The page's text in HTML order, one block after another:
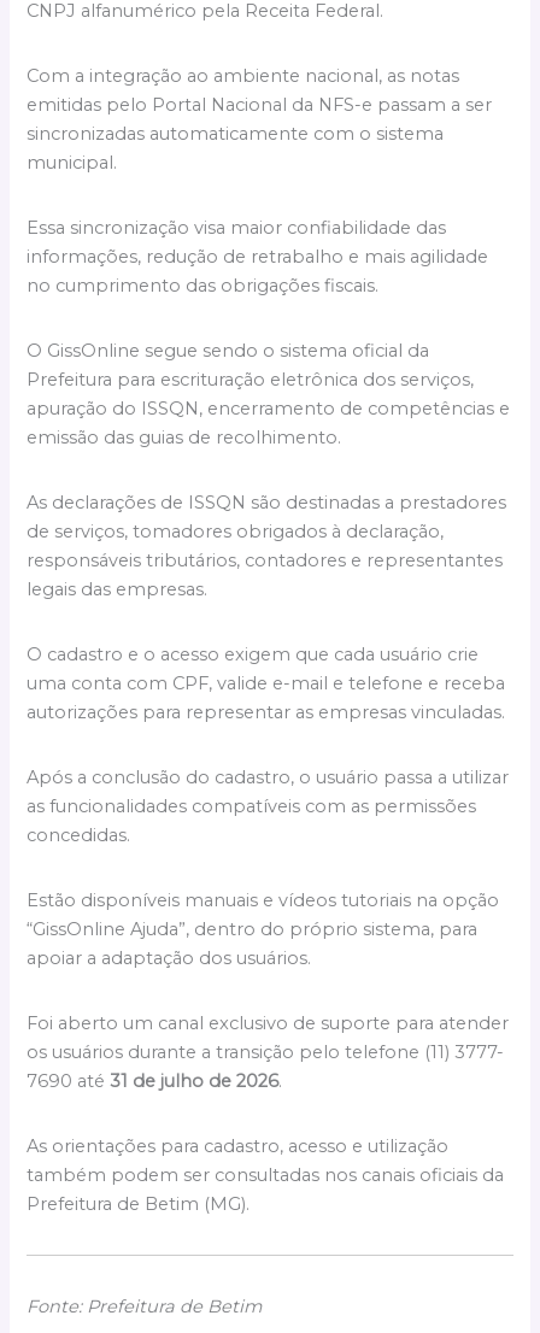
CNPJ alfanumérico pela Receita Federal.
Com a integração ao ambiente nacional, as notas
emitidas pelo Portal Nacional da NFS-e passam a ser
sincronizadas automaticamente com o sistema
municipal.
Essa sincronização visa maior confiabilidade das
informações, redução de retrabalho e mais agilidade
no cumprimento das obrigações fiscais.
O GissOnline segue sendo o sistema oficial da
Prefeitura para escrituração eletrônica dos serviços,
apuração do ISSQN, encerramento de competências e
emissão das guias de recolhimento.
As declarações de ISSQN são destinadas a prestadores
de serviços, tomadores obrigados à declaração,
responsáveis tributários, contadores e representantes
legais das empresas.
O cadastro e o acesso exigem que cada usuário crie
uma conta com CPF, valide e-mail e telefone e receba
autorizações para representar as empresas vinculadas.
Após a conclusão do cadastro, o usuário passa a utilizar
as funcionalidades compatíveis com as permissões
concedidas.
Estão disponíveis manuais e vídeos tutoriais na opção
“GissOnline Ajuda”, dentro do próprio sistema, para
apoiar a adaptação dos usuários.
Foi aberto um canal exclusivo de suporte para atender
os usuários durante a transição pelo telefone (11) 3777-
7690 até31 de julho de 2026.
As orientações para cadastro, acesso e utilização
também podem ser consultadas nos canais oficiais da
Prefeitura de Betim (MG).
Fonte: Prefeitura de Betim